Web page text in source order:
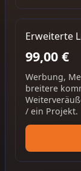
Erweiterte
99,00 €
Werbung,
breitere
/ ein Projekt.